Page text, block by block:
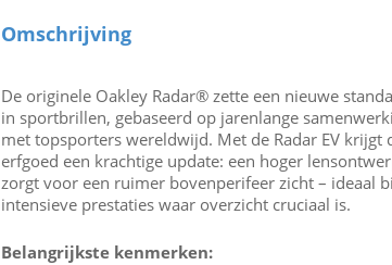
Omschrijving
De originele Oakley Radar® zette een nieuwe
in sportbrillen, gebaseerd op jarenlange
met topsporters wereldwijd. Met de Radar EV krijgt
erfgoed een krachtige update: een hoger
zorgt voor een ruimer bovenperifeer zicht – ideaal
intensieve prestaties waar overzicht cruciaal is.
Belangrijkste kenmerken: